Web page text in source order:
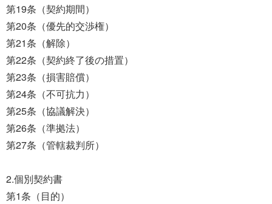
第19条（契約期間）
第20条（優先的交渉権）
第21条（解除）
第22条（契約終了後の措置）
第23条（損害賠償）
第24条（不可抗力）
第25条（協議解決）
第26条（準拠法）
第27条（管轄裁判所）
2.個別契約書
第1条（目的）